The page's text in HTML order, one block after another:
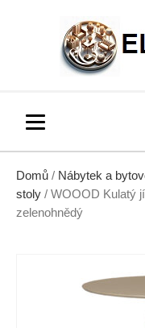
Domů / Nábytek a
stoly / WOOOD Kulatý
zelenohnědý